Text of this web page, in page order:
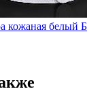
кожаная белый